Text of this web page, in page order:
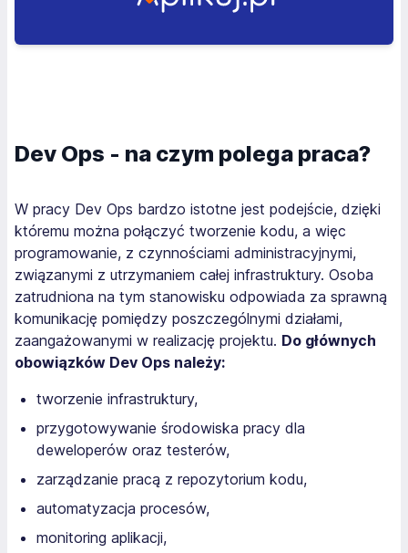
Dev Ops - na czym polega praca?
W pracy Dev Ops bardzo istotne jest podejście, dzięki
któremu można połączyć tworzenie kodu, a więc
programowanie, z czynnościami administracyjnymi,
związanymi z utrzymaniem całej infrastruktury. Osoba
zatrudniona na tym stanowisku odpowiada za sprawną
komunikację pomiędzy poszczególnymi działami,
zaangażowanymi w realizację projektu. Do głównych
obowiązków Dev Ops należy:
tworzenie infrastruktury,
przygotowywanie środowiska pracy dla
deweloperów oraz testerów,
zarządzanie pracą z repozytorium kodu,
automatyzacja procesów,
monitoring aplikacji,